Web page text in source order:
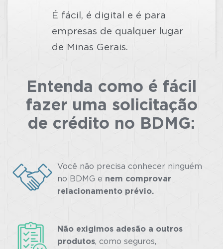
É fácil, é digital e é para
empresas de qualquer lugar
de Minas Gerais.
Entenda como é fácil
fazer uma solicitação
de crédito no BDMG:
Você não precisa conhecer ninguém
no BDMG e nem comprovar
relacionamento prévio.
Não exigimos adesão a outros
produtos, como seguros,